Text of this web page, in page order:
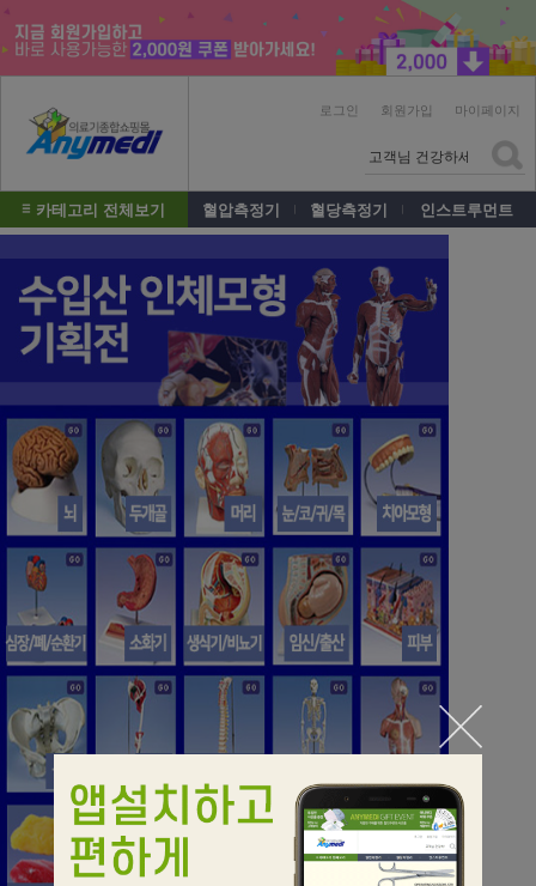
로그인 회원가입 마이페이지
카테고리 전체보기 혈압측정기 혈당측정기 인스트루먼트